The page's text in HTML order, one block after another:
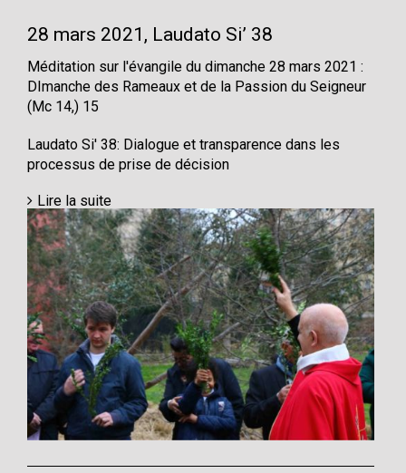
28 mars 2021, Laudato Si’ 38
Méditation sur l'évangile du dimanche 28 mars 2021 :
DImanche des Rameaux et de la Passion du Seigneur
(Mc 14,) 15
Laudato Si' 38: Dialogue et transparence dans les
processus de prise de décision
Lire la suite